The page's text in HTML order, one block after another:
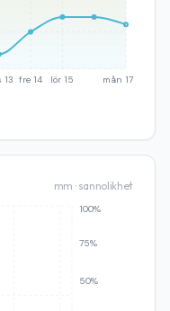
13 fre 14 lör 15 mån 17
mm · sannolikhet
50%
75%
100%